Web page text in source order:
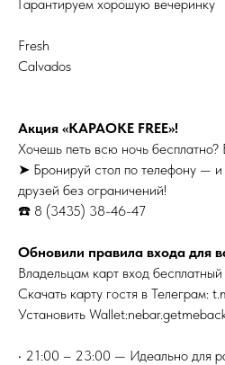
Гарантируем хорошую вечеринку
Fresh
Calvados
Акция «КАРАОКЕ FREE»!
Хочешь петь всю ночь бесплатно?
➤ Бронируй стол по телефону — и
друзей без ограничений!
☎️ 8 (3435) 38-46-47
Обновили правила входа для
Владельцам карт вход бесплатный
Скачать карту гостя в Телеграм:
Установить
• 21:00 – 23:00 — Идеально для